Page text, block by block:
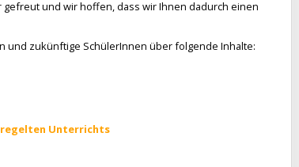
und wir hoffen, dass wir Ihnen dadurch einen
und zukünftige SchülerInnen über folgende Inhalte:
Unterrichts